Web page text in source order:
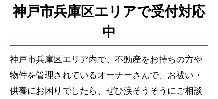
神戸市兵庫区エリアで受付対応
中
神戸市兵庫区エリア内で、不動産をお持ちの方や
物件を管理されているオーナーさんで、お祓い・
供養にお困りでしたら、ぜひ涙そうそうにご相談